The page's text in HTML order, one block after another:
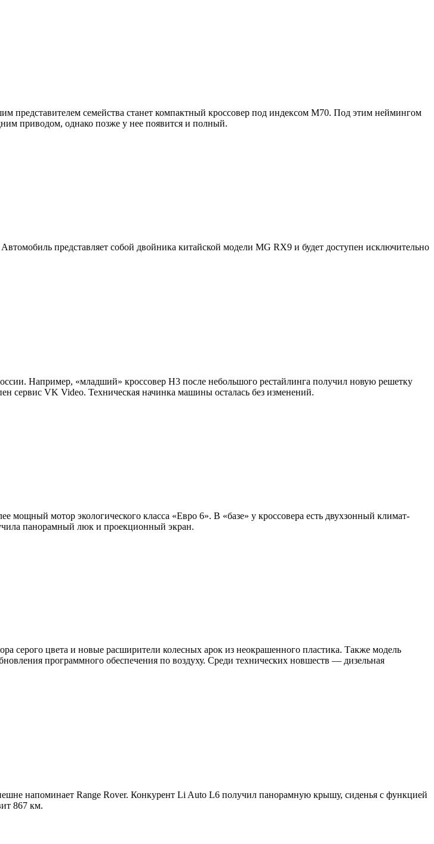
семейства станет компактный кроссовер под индексом М70. Под этим неймингом
приводом, однако позже у нее появится и полный.
представляет собой двойника китайской модели MG RX9 и будет доступен исключительно
Например, «младший» кроссовер H3 после небольшого рестайлинга получил новую решетку
сервис VK Video. Техническая начинка машины осталась без изменений.
мотор экологического класса «Евро 6». В «базе» у кроссовера есть двухзонный климат-
панорамный люк и проекционный экран.
серого цвета и новые расширители колесных арок из неокрашенного пластика. Также модель
программного обеспечения по воздуху. Среди технических новшеств — дизельная
напоминает Range Rover. Конкурент Li Auto L6 получил панорамную крышу, сиденья с функцией
867 км.